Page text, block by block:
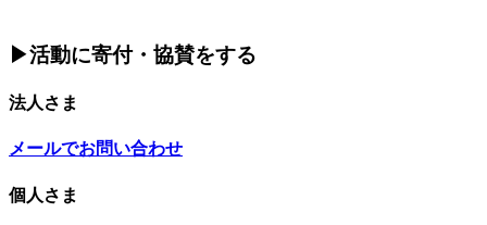
▶︎活動に寄付・協賛をする
法人さま
メールでお問い合わせ
個人さま